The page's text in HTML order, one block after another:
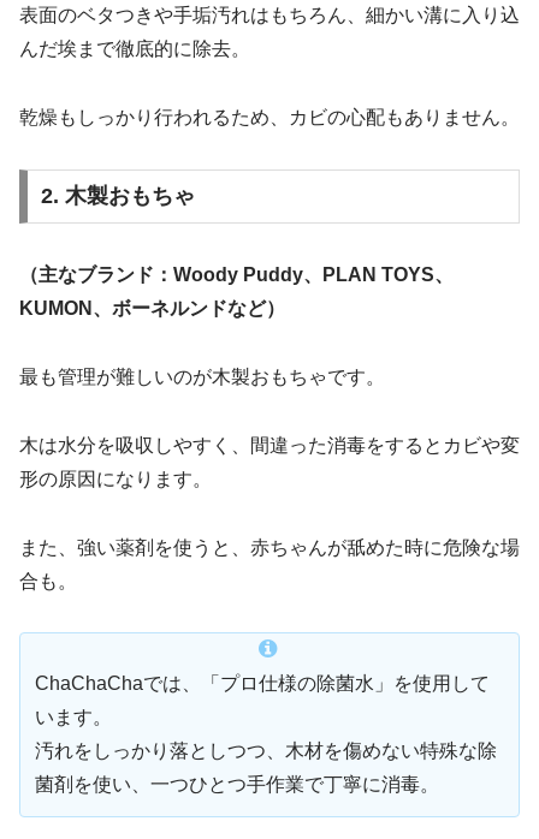
表面のベタつきや手垢汚れはもちろん、細かい溝に入り込
んだ埃まで徹底的に除去。
乾燥もしっかり行われるため、カビの心配もありません。
2. 木製おもちゃ
（主なブランド：Woody Puddy、PLAN TOYS、
KUMON、ボーネルンドなど）
最も管理が難しいのが木製おもちゃです。
木は水分を吸収しやすく、間違った消毒をするとカビや変
形の原因になります。
また、強い薬剤を使うと、赤ちゃんが舐めた時に危険な場
合も。
ChaChaChaでは、「プロ仕様の除菌水」を使用して
います。
汚れをしっかり落としつつ、木材を傷めない特殊な除
菌剤を使い、一つひとつ手作業で丁寧に消毒。